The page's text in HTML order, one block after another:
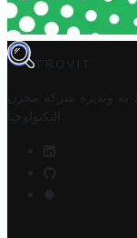
TROVIT
وتديره
شركة مخزن
التكنولوجيا